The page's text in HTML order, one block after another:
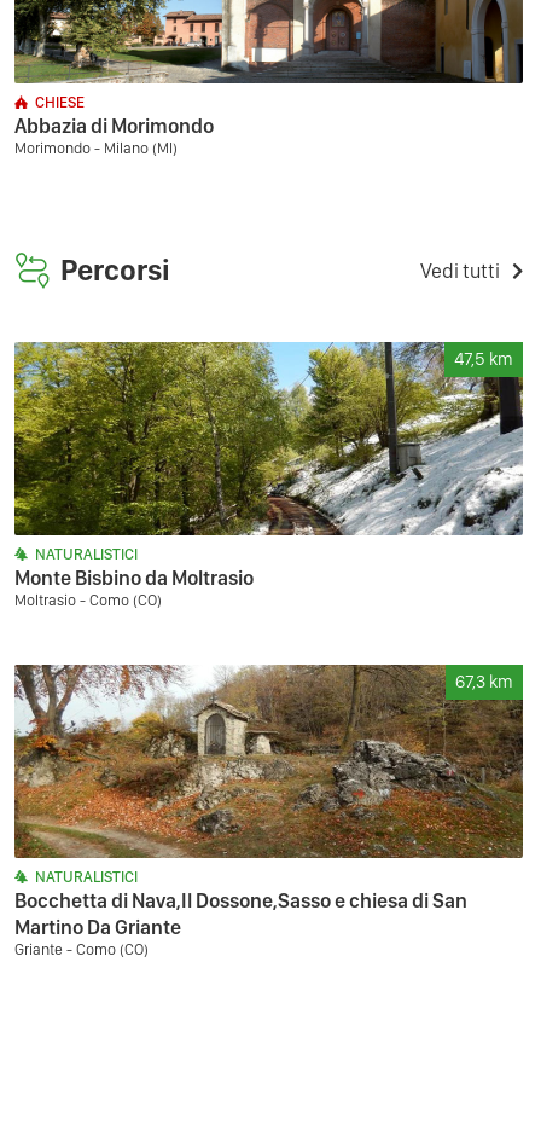
CHIESE
Abbazia di Morimondo
Morimondo - Milano (MI)
Percorsi Vedi tutti
47,5 km
NATURALISTICI
Monte Bisbino da Moltrasio
Moltrasio - Como (CO)
67,3 km
NATURALISTICI
Bocchetta di Nava,Il Dossone,Sasso e chiesa di San
Martino Da Griante
Griante - Como (CO)